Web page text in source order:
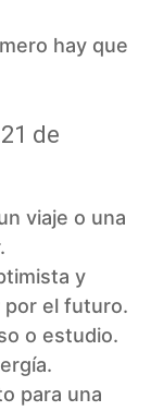
hay que
de
viaje o una
y
por el futuro.
o estudio.
para una